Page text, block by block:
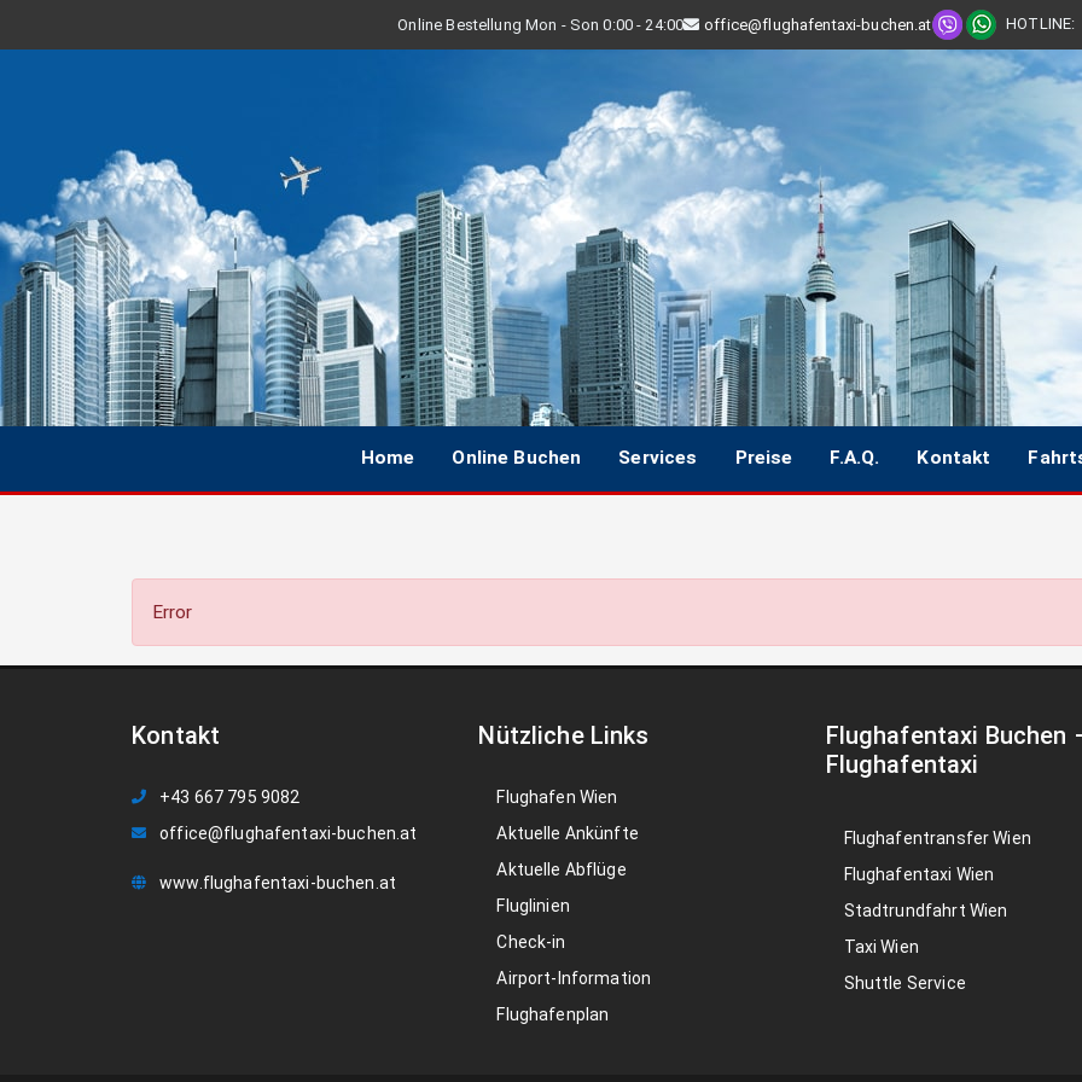
Online Bestellung Mon - Son 0:00 - 24:00 office@flughafentaxi-buchen.at HOTLINE:
Home Online Buchen Services Preise F.A.Q. Kontakt
Error
Kontakt
+43 667 795 9082
office@flughafentaxi-buchen.at
www.flughafentaxi-buchen.at
Nützliche Links
Flughafen Wien
Aktuelle Ankünfte
Aktuelle Abflüge
Fluglinien
Check-in
Airport-Information
Flughafenplan
Flughafentaxi Buchen
Flughafentaxi
Flughafentransfer Wien
Flughafentaxi Wien
Stadtrundfahrt Wien
Taxi Wien
Shuttle Service